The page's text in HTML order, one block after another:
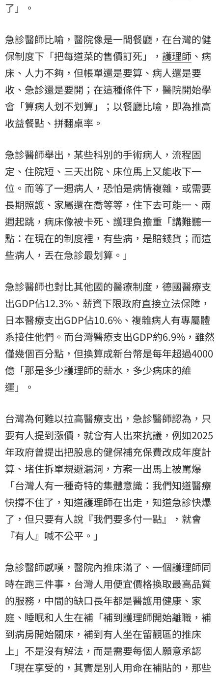
了」。
急診醫師比喻， 醫院像是一間餐廳，在台灣的健
保制度下「把每道菜的售價訂死」， 護理師 、病
床、人力不夠，但帳單還是要算、病人還是要
收、急診還是要開；在這種條件下，醫院開始學
會「算病人划不划算」；以餐廳比喻，即為推高
收益餐點、拼翻桌率。
急診醫師舉出，某些科別的手術病人，流程固
定、住院短、三天出院、床位馬上又能收下一
位。而等了一週病人，恐怕是病情複雜，或需要
長期照護、家屬還在喬等等，住下去可能一、兩
週起跳，病床像被卡死、護理負擔重「講難聽一
點：在現在的制度裡，有些病，是賠錢貨；而這
些病人，丟在急診最划算。」
急診醫師也對比其他國的醫療制度，德國醫療支
出GDP佔12.3%、薪資下限政府直接立法保障，
日本醫療支出GDP佔10.6%、複雜病人有專屬體
系接住他們。而台灣醫療支出GDP約6.9%，雖然
僅幾個百分點，但換算成新台幣是每年超過4000
億「那是多少護理師的薪水，多少病床的維
運」。
台灣為何難以拉高醫療支出，急診醫師認為，只
要有人提到漲價，就會有人出來抗議，例如2025
年政府曾提出把股息的健保補充保費改成年度計
算、堵住拆單規避漏洞，方案一出馬上被罵爆
「台灣人有一種奇特的集體意識：我們知道醫療
快撐不住了，知道護理師在出走，知道急診快爆
了，但只要有人說『我們要多付一點』，就會
『有人』喊不公平。」
急診醫師感嘆，醫院內推床滿了、一個護理師同
時在跑三件事，台灣人用便宜價格換取最高品質
的服務，中間的缺口長年都是醫護用健康、家
庭、睡眠和人生在補「補到護理師開始離職，補
到病房開始關床，補到有人坐在留觀區的推床
上」不是沒有解法，而是需要每個人願意承認
「現在享受的，其實是別人用命在補貼的，那些